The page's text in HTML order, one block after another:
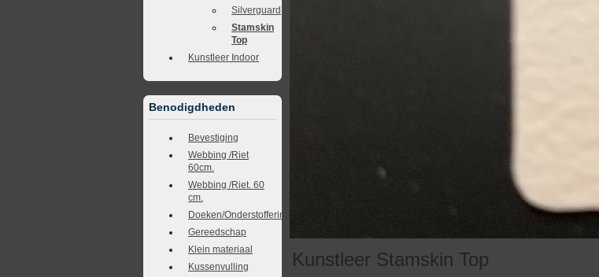
Silverguard
Stamskin
Top
Kunstleer Indoor
Benodigdheden
Bevestiging
Webbing /Riet
60cm.
Webbing /Riet. 60
cm.
Doeken/Onderstoffering
Gereedschap
Klein materiaal
Kussenvulling
Kunstleer Stamskin Top